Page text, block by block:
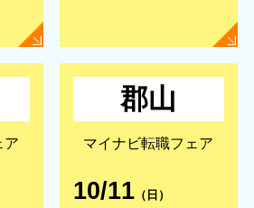
ア
郡山
マイナビ転職フェア
10/11（日）